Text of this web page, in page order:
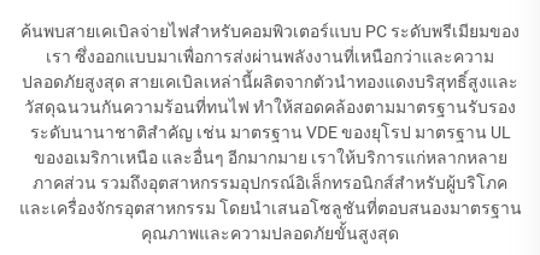
ค้นพบสายเคเบิลจ่ายไฟสำหรับคอมพิวเตอร์แบบ PC ระดับพรีเมียมของ
เรา ซึ่งออกแบบมาเพื่อการส่งผ่านพลังงานที่เหนือกว่าและความ
ปลอดภัยสูงสุด สายเคเบิลเหล่านี้ผลิตจากตัวนำทองแดงบริสุทธิ์สูงและ
วัสดุฉนวนกันความร้อนที่ทนไฟ ทำให้สอดคล้องตามมาตรฐานรับรอง
ระดับนานาชาติสำคัญ เช่น มาตรฐาน VDE ของยุโรป มาตรฐาน UL
ของอเมริกาเหนือ และอื่นๆ อีกมากมาย เราให้บริการแก่หลากหลาย
ภาคส่วน รวมถึงอุตสาหกรรมอุปกรณ์อิเล็กทรอนิกส์สำหรับผู้บริโภค
และเครื่องจักรอุตสาหกรรม โดยนำเสนอโซลูชันที่ตอบสนองมาตรฐาน
คุณภาพและความปลอดภัยขั้นสูงสุด